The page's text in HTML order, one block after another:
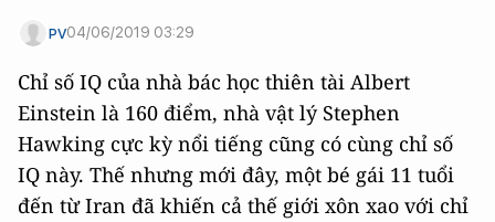
PV04/06/2019 03:29
Chỉ số IQ của nhà bác học thiên tài Albert
Einstein là 160 điểm, nhà vật lý Stephen
Hawking cực kỳ nổi tiếng cũng có cùng chỉ số
IQ này. Thế nhưng mới đây, một bé gái 11 tuổi
đến từ Iran đã khiến cả thế giới xôn xao với chỉ